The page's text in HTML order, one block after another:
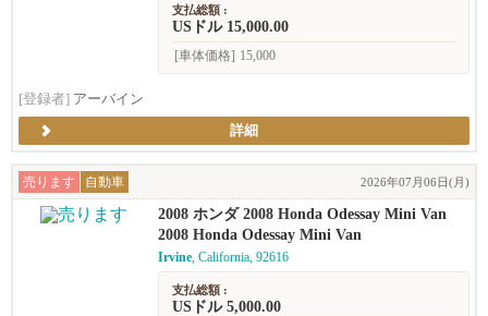
支払総額 :
USドル 15,000.00
[車体価格] 15,000
[登録者] アーバイン
詳細
売ります 自動車 2026年07月06日(月)
2008 ホンダ 2008 Honda Odessay Mini Van
2008 Honda Odessay Mini Van
Irvine, California, 92616
支払総額 :
USドル 5,000.00